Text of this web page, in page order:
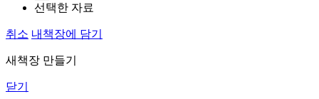
선택한 자료
취소 내책장에 담기
새책장 만들기
닫기